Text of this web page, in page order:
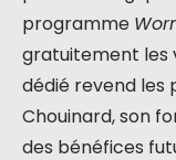
programme
gratuitement les
dédié revend les
Chouinard, son
des bénéfices